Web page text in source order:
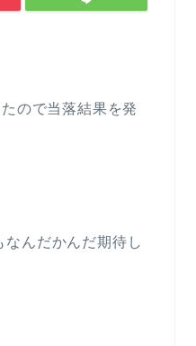
ので当落結果を発
んだかんだ期待し